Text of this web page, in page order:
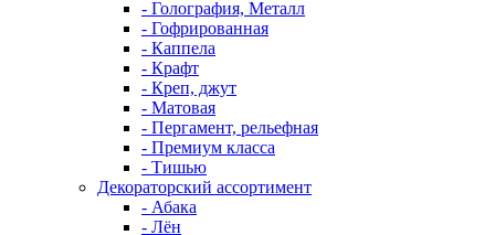
- Голография, Металл
- Гофрированная
- Каппела
- Крафт
- Креп, джут
- Матовая
- Пергамент, рельефная
- Премиум класса
- Тишью
Декораторский ассортимент
- Абака
- Лён